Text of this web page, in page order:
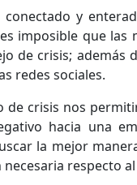
y
imposible que las
de crisis; además
redes sociales.
de crisis nos
hacia una
la mejor
respecto